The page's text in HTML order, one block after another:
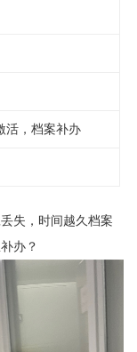
活，档案补办
失，时间越久档案
办？